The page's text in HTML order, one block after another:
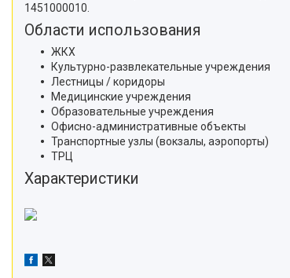
1451000010.
Области использования
ЖКХ
Культурно-развлекательные учреждения
Лестницы / коридоры
Медицинские учреждения
Образовательные учреждения
Офисно-административные объекты
Транспортные узлы (вокзалы, аэропорты)
ТРЦ
Характеристики